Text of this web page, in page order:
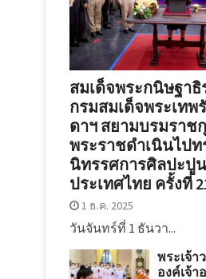
สมเด็จพระกนิษฐาธิ
กรมสมเด็จพระเท
ดาฯ สยามบรมราช
พระราชดำเนินไปท
นิทรรศการศิลปะปู
ประเทศไทย ครั้งที่
1 ธ.ค. 2025
วันจันทร์ที่ 1 ธันวา...
พระเจ้า
องค์เจ้